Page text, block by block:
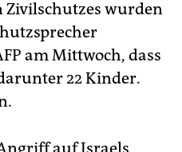
wurden
am Mittwoch, dass
22 Kinder.
auf Israels